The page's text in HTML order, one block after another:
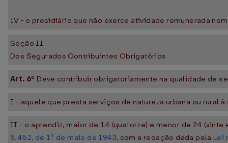
IV - o presidiário que não exerce atividade remunerada
Seção II
Dos Segurados Contribuintes Obrigatórios
Art. 6º Deve contribuir obrigatoriamente na qualidade de
I - aquele que presta serviços de natureza urbana ou rural
II - o aprendiz, maior de 14 (quatorze) e menor de 24
5.452, de 1º de maio de 1943, com a redação dada pela Lei